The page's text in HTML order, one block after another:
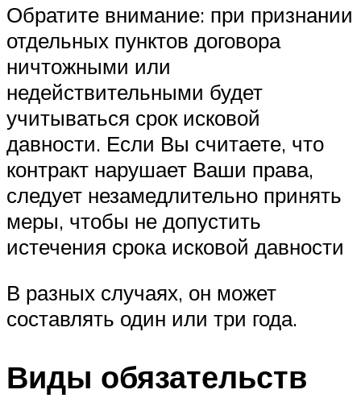
Обратите внимание: при признании
отдельных пунктов договора
ничтожными или
недействительными будет
учитываться срок исковой
давности. Если Вы считаете, что
контракт нарушает Ваши права,
следует незамедлительно принять
меры, чтобы не допустить
истечения срока исковой давности
В разных случаях, он может
составлять один или три года.
Виды обязательств